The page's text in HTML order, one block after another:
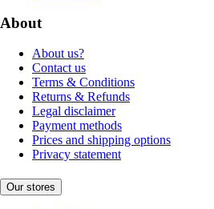
About
About us?
Contact us
Terms & Conditions
Returns & Refunds
Legal disclaimer
Payment methods
Prices and shipping options
Privacy statement
Our stores